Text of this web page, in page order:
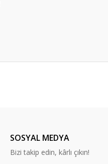
SOSYAL MEDYA
Bizi takip edin, kârlı çıkın!